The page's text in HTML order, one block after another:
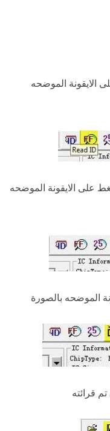
الايقونة الموضحه
على الايقونة الموضحه
الموضحه بالصورة
قرائته